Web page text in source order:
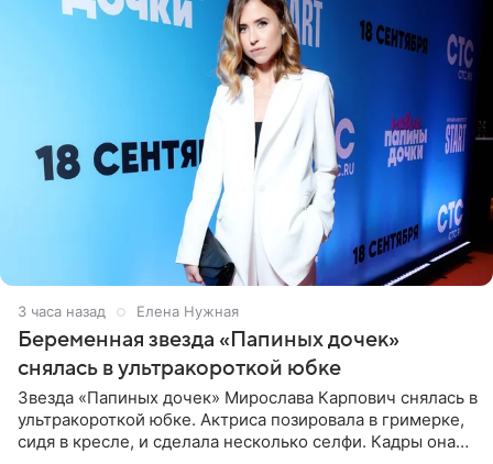
3 часа назад Елена Нужная
Беременная звезда «Папиных дочек»
снялась в ультракороткой юбке
Звезда «Папиных дочек» Мирослава Карпович снялась в
ультракороткой юбке. Актриса позировала в гримерке,
сидя в кресле, и сделала несколько селфи. Кадры она